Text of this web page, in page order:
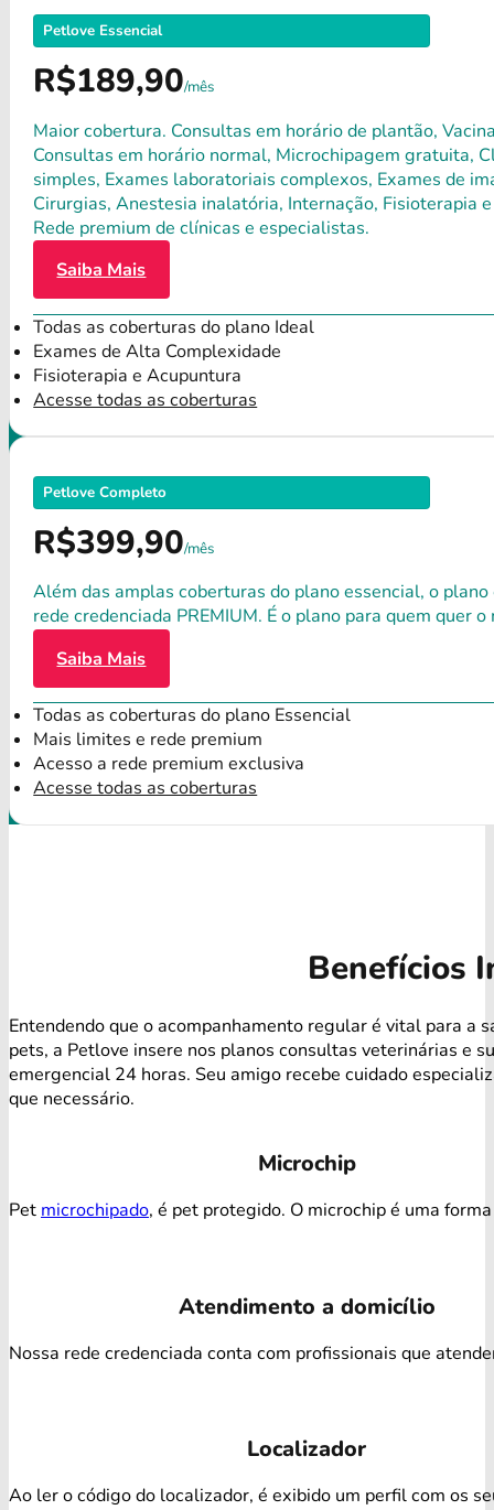
Petlove Essencial
R$189,90/mês
Maior cobertura. Consultas em horário de plantão,
Consultas em horário normal, Microchipagem gratuita,
simples, Exames laboratoriais complexos, Exames de
Cirurgias, Anestesia inalatória, Internação, Fisioterapia
Rede premium de clínicas e especialistas.
Saiba Mais
Todas as coberturas do plano Ideal
Exames de Alta Complexidade
Fisioterapia e Acupuntura
Acesse todas as coberturas
Petlove Completo
R$399,90/mês
Além das amplas coberturas do plano essencial, o
rede credenciada PREMIUM. É o plano para quem quer
Saiba Mais
Todas as coberturas do plano Essencial
Mais limites e rede premium
Acesso a rede premium exclusiva
Acesse todas as coberturas
Benefícios
Entendendo que o acompanhamento regular é vital para a
pets, a Petlove insere nos planos consultas veterinárias e
emergencial 24 horas. Seu amigo recebe cuidado
que necessário.
Microchip
Pet microchipado, é pet protegido. O microchip é uma
Atendimento a domicílio
Nossa rede credenciada conta com profissionais que
Localizador
Ao ler o código do localizador, é exibido um perfil com os